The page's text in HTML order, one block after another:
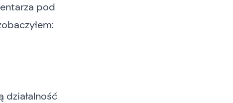
pod
działalność